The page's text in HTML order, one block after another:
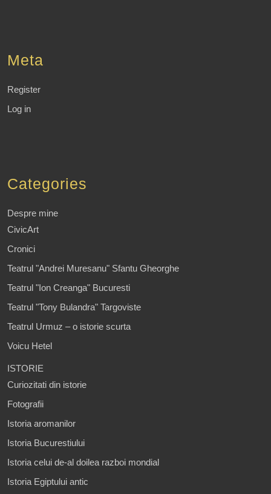
Meta
Register
Log in
Categories
Despre mine
CivicArt
Cronici
Teatrul "Andrei Muresanu" Sfantu Gheorghe
Teatrul "Ion Creanga" Bucuresti
Teatrul "Tony Bulandra" Targoviste
Teatrul Urmuz – o istorie scurta
Voicu Hetel
ISTORIE
Curiozitati din istorie
Fotografii
Istoria aromanilor
Istoria Bucurestiului
Istoria celui de-al doilea razboi mondial
Istoria Egiptului antic